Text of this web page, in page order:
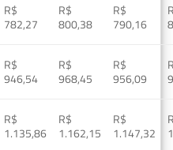
R$
782,27
R$
800,38
R$
790,16
R$
946,54
R$
968,45
R$
956,09
R$
1.135,86
R$
1.162,15
R$
1.147,32